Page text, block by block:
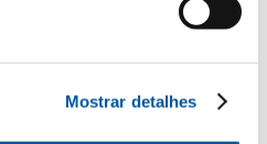
Mostrar detalhes